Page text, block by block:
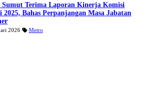
Sumut Terima Laporan Kinerja Komisi
2025, Bahas Perpanjangan Masa Jabatan
2026 Metro